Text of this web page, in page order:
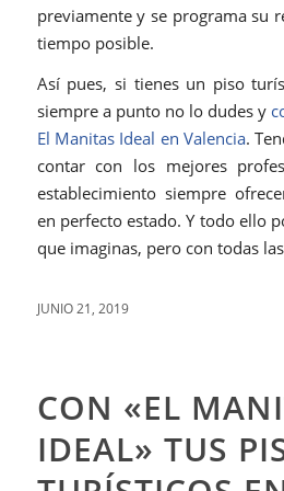
previamente y se programa su
tiempo posible.
Así pues, si tienes un piso
siempre a punto no lo dudes y
El Manitas Ideal en Valencia.
contar con los mejores
establecimiento siempre
en perfecto estado. Y todo ello
que imaginas, pero con todas
JUNIO 21, 2019
CON «EL
IDEAL» TUS